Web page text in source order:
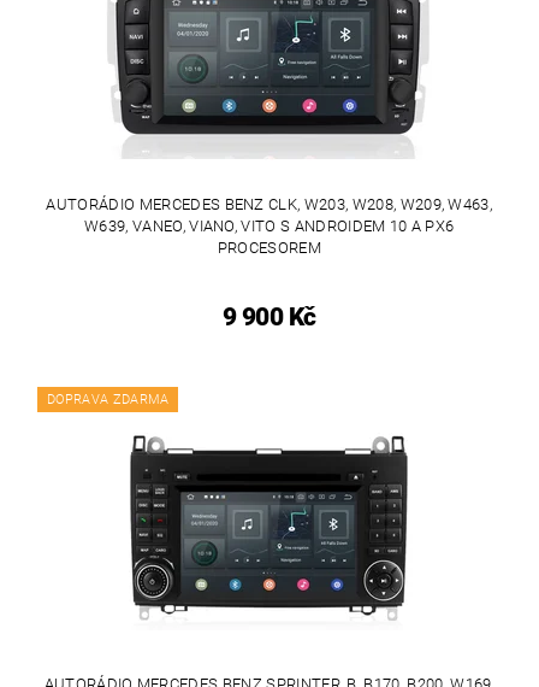
AUTORÁDIO MERCEDES BENZ CLK, W203, W208, W209, W463,
W639, VANEO, VIANO, VITO S ANDROIDEM 10 A PX6
PROCESOREM
9 900 Kč
DOPRAVA ZDARMA